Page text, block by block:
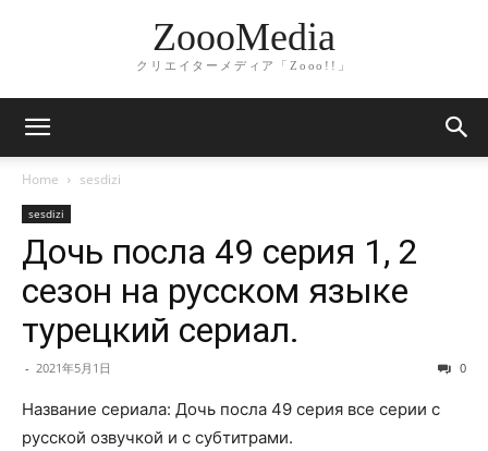
ZoooMedia
クリエイターメディア「Zooo!!」
Home sesdizi
sesdizi
Дочь посла 49 серия 1, 2
сезон на русском языке
турецкий сериал.
- 2021年5月1日 0
Название сериала: Дочь посла 49 серия все серии с
русской озвучкой и с субтитрами.